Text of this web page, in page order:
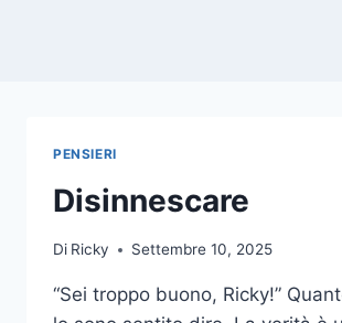
PENSIERI
Disinnescare
Di Ricky Settembre 10, 2025
“Sei troppo buono, Ricky!”